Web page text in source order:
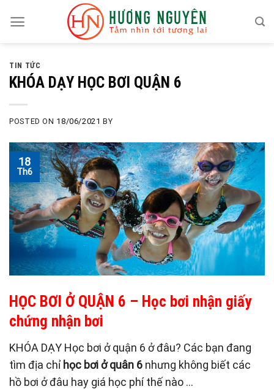
TIN TỨC
KHÓA DẠY HỌC BƠI QUẬN 6
POSTED ON 18/06/2021 BY
18
Th6
HỌC BƠI Ở QUẬN 6 – Học bơi nhận giấy
chứng nhận bơi
KHÓA DẠY Học bơi ở quận 6 ở đâu? Các bạn đang
tìm địa chỉ học bơi ở quân 6 nhưng không biết các
hồ bơi ở đâu hay giá học phí thế nào …